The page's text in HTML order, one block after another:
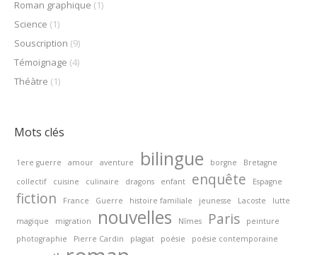
Roman graphique (1)
Science (1)
Souscription (9)
Témoignage (4)
Théàtre (1)
Mots clés
1ere guerre amour aventure bilingue borgne
Bretagne
collectif
cuisine culinaire dragons enfant enquête Espagne
fiction France Guerre histoire familiale jeunesse Lacoste lutte
magique migration nouvelles Nîmes Paris
peinture
photographie
Pierre Cardin plagiat poésie poésie contemporaine